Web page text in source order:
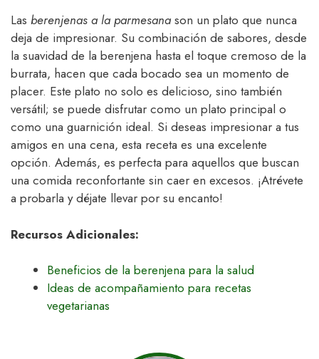
Las berenjenas a la parmesana son un plato que nunca
deja de impresionar. Su combinación de sabores, desde
la suavidad de la berenjena hasta el toque cremoso de la
burrata, hacen que cada bocado sea un momento de
placer. Este plato no solo es delicioso, sino también
versátil; se puede disfrutar como un plato principal o
como una guarnición ideal. Si deseas impresionar a tus
amigos en una cena, esta receta es una excelente
opción. Además, es perfecta para aquellos que buscan
una comida reconfortante sin caer en excesos. ¡Atrévete
a probarla y déjate llevar por su encanto!
Recursos Adicionales:
Beneficios de la berenjena para la salud
Ideas de acompañamiento para recetas
vegetarianas